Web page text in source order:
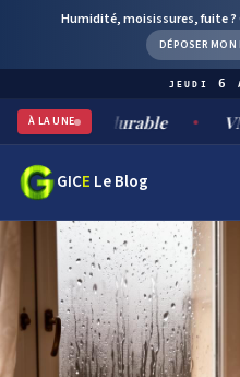
Humidité, moisissures, fuite ?
DÉPOSER MON
jeudi 6
À LA UNE
durable VMI
GICE Le Blog